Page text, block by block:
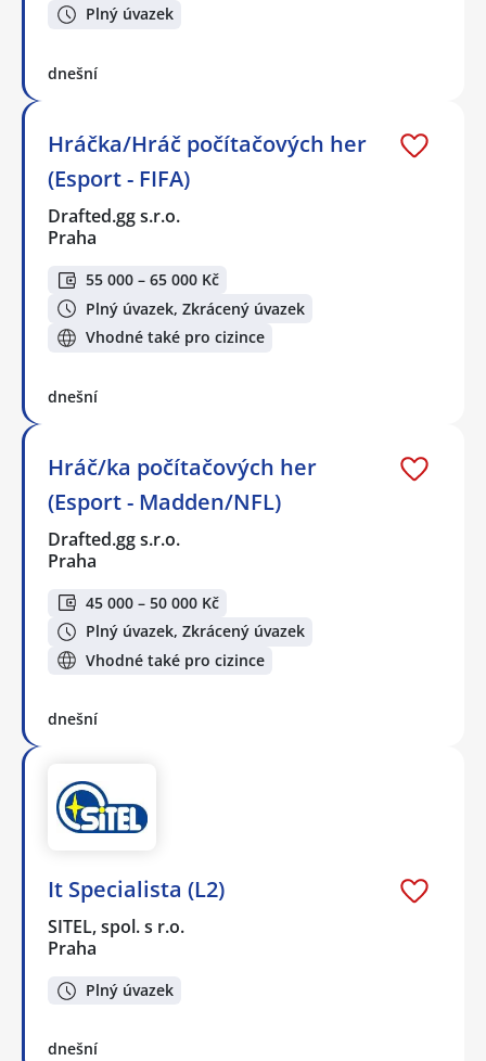
Plný úvazek
dnešní
Hráčka/Hráč počítačových her
(Esport - FIFA)
Drafted.gg s.r.o.
Praha
55 000 – 65 000 Kč
Plný úvazek, Zkrácený úvazek
Vhodné také pro cizince
dnešní
Hráč/ka počítačových her
(Esport - Madden/NFL)
Drafted.gg s.r.o.
Praha
45 000 – 50 000 Kč
Plný úvazek, Zkrácený úvazek
Vhodné také pro cizince
dnešní
It Specialista (L2)
SITEL, spol. s r.o.
Praha
Plný úvazek
dnešní